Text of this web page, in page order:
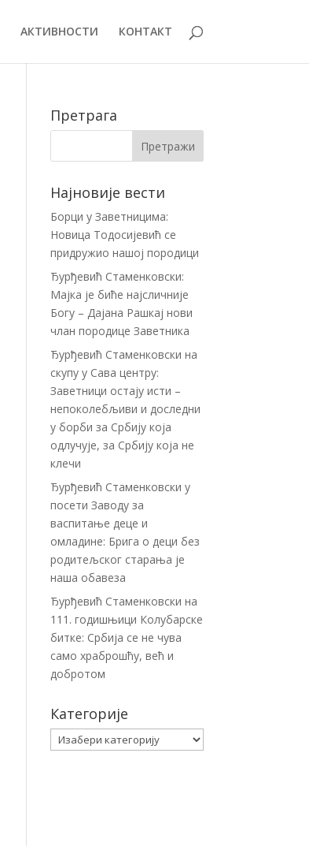
АКТИВНОСТИ КОНТАКТ
Претрага
Најновије вести
Борци у Заветницима:
Новица Тодосијевић се
придружио нашој породици
Ђурђевић Стаменковски:
Мајка је биће најсличније
Богу – Дајана Рашкај нови
члан породице Заветника
Ђурђевић Стаменковски на
скупу у Сава центру:
Заветници остају исти –
непоколебљиви и доследни
у борби за Србију која
одлучује, за Србију која не
клечи
Ђурђевић Стаменковски у
посети Заводу за
васпитање деце и
омладине: Брига о деци без
родитељског старања је
наша обавеза
Ђурђевић Стаменковски на
111. годишњици Колубарске
битке: Србија се не чува
само храброшћу, већ и
добротом
Категорије
Категорије